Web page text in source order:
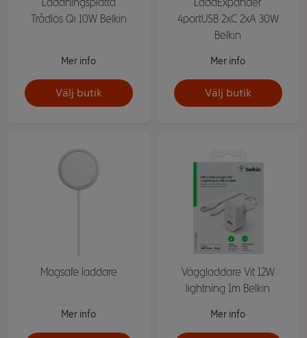
Trådlös Qi 10W Belkin
Mer info
Välj butik
4portUSB 2xC 2xA 30W
Belkin
Mer info
Välj butik
Magsafe laddare
Mer info
Väggladdare Vit 12W
lightning 1m Belkin
Mer info